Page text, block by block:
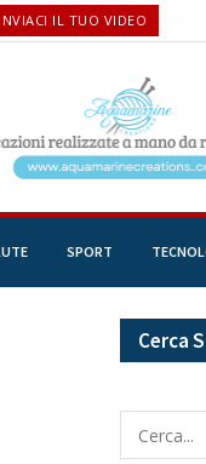
INVIACI IL TUO VIDEO
SPORT
Cerca